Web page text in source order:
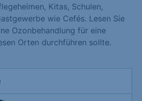
Kitas, Schulen,
wie Cefés. Lesen Sie
Ozonbehandlung für eine
Orten durchführen sollte.